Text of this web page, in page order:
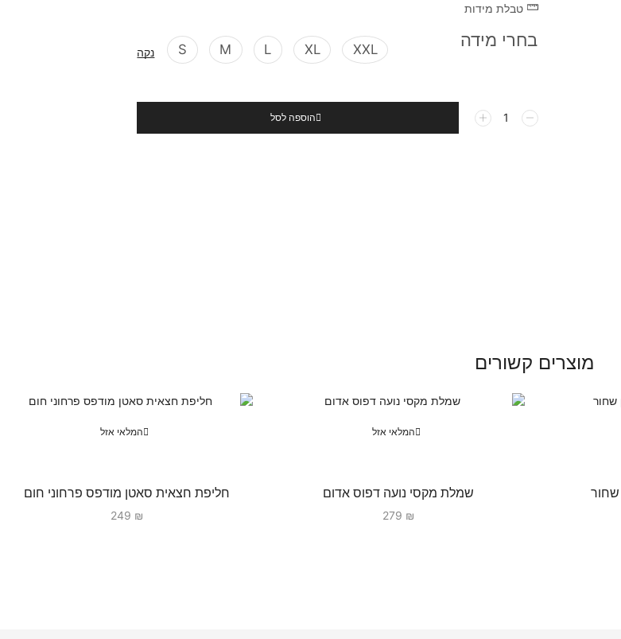
טבלת מידות
בחרי מידה XXL
XL
L
M
S נקה
הוספה לסל
מוצרים קשורים
המלאי אזל
שמלת מקסי נועה דפוס אדום
279 ₪
המלאי אזל
חליפת חצאית סאטן מודפס פרחוני חום
249 ₪